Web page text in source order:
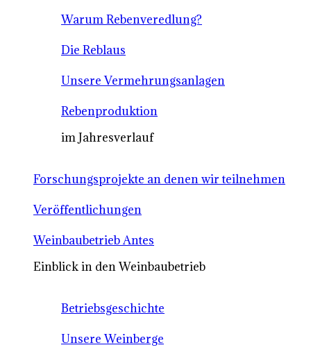
Warum Rebenveredlung?
Die Reblaus
Unsere Vermehrungsanlagen
Rebenproduktion
im Jahresverlauf
Forschungsprojekte an denen wir teilnehmen
Veröffentlichungen
Weinbaubetrieb Antes
Einblick in den Weinbaubetrieb
Betriebsgeschichte
Unsere Weinberge